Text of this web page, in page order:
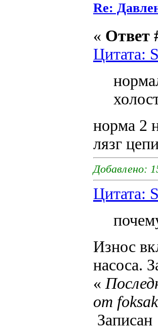
Re:
« Ответ
Цитата:
норма 2
лязг
Добавлено:
Цитата:
Износ
насоса.
«
от
Записан